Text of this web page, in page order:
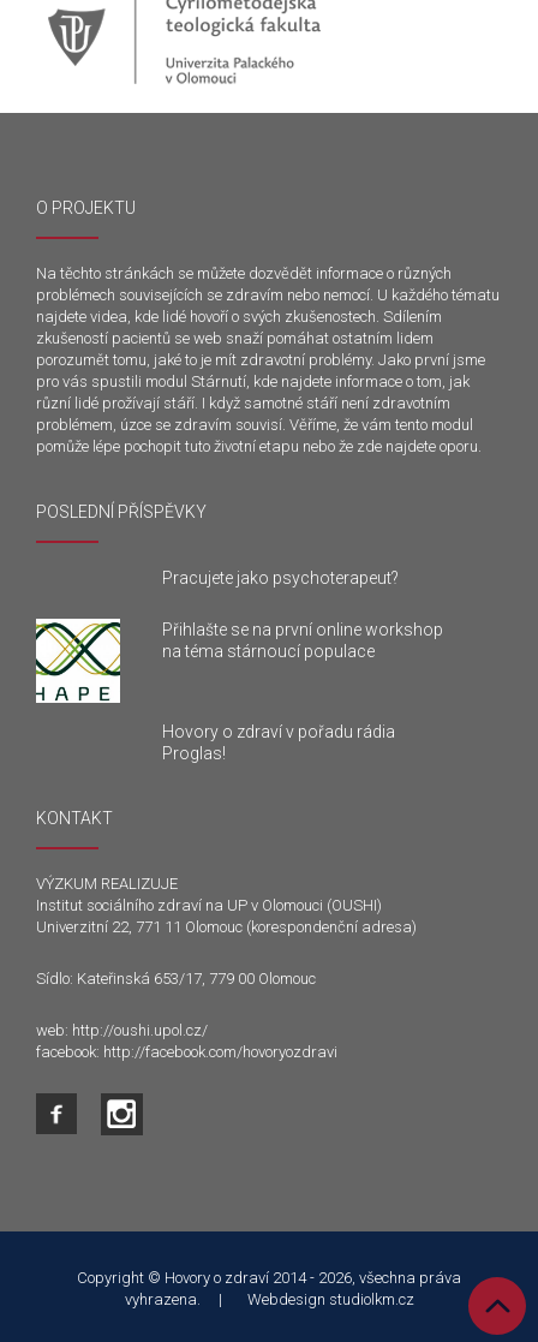
O PROJEKTU
Na těchto stránkách se můžete dozvědět informace o různých
problémech souvisejících se zdravím nebo nemocí. U každého tématu
najdete videa, kde lidé hovoří o svých zkušenostech. Sdílením
zkušeností pacientů se web snaží pomáhat ostatním lidem
porozumět tomu, jaké to je mít zdravotní problémy. Jako první jsme
pro vás spustili modul Stárnutí, kde najdete informace o tom, jak
různí lidé prožívají stáří. I když samotné stáří není zdravotním
problémem, úzce se zdravím souvisí. Věříme, že vám tento modul
pomůže lépe pochopit tuto životní etapu nebo že zde najdete oporu.
POSLEDNÍ PŘÍSPĚVKY
Pracujete jako psychoterapeut?
Přihlašte se na první online workshop
na téma stárnoucí populace
Hovory o zdraví v pořadu rádia
Proglas!
KONTAKT
VÝZKUM REALIZUJE
Institut sociálního zdraví na UP v Olomouci (OUSHI)
Univerzitní 22, 771 11 Olomouc (korespondenční adresa)
Sídlo: Kateřinská 653/17, 779 00 Olomouc
web: http://oushi.upol.cz/
facebook: http://facebook.com/hovoryozdravi
Copyright © Hovory o zdraví 2014 - 2026, všechna práva
vyhrazena. | Webdesign studiolkm.cz
souhlasíte.
Souhlasím